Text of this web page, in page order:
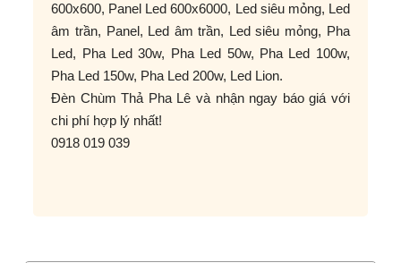
600x600, Panel Led 600x6000, Led siêu mỏng, Led
âm trần, Panel, Led âm trần, Led siêu mỏng, Pha
Led, Pha Led 30w, Pha Led 50w, Pha Led 100w,
Pha Led 150w, Pha Led 200w, Led Lion.
Đèn Chùm Thả Pha Lê và nhận ngay báo giá với
chi phí hợp lý nhất!
0918 019 039